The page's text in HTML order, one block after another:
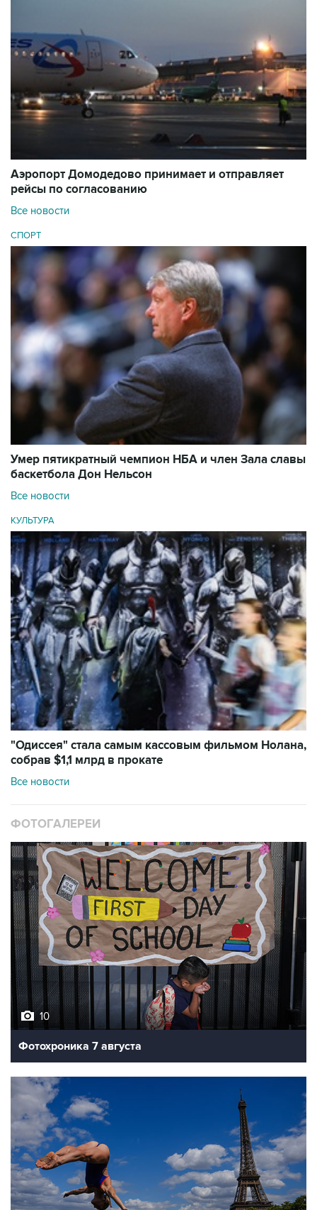
Аэропорт Домодедово принимает и отправляет
рейсы по согласованию
Все новости
СПОРТ
Умер пятикратный чемпион НБА и член Зала cлавы
баскетбола Дон Нельсон
Все новости
КУЛЬТУРА
"Одиссея" стала самым кассовым фильмом Нолана,
собрав $1,1 млрд в прокате
Все новости
ФОТОГАЛЕРЕИ
10
Фотохроника 7 августа